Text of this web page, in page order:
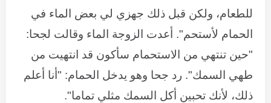
للطعام، ولكن قبل ذلك جهزي لي بعض الماء في
الحمام لأستحم". أعدت الزوجة الماء وقالت لجحا:
"حين تنتهي من الاستحمام سأكون قد انتهيت من
طهي السمك". رد جحا وهو يدخل الحمام: "أنا أعلم
ذلك، لأنك تحبين أكل السمك مثلي تماما".